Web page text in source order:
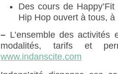
Des cours de
Hip Hop ouvert à tous,
– L’ensemble des
modalités, tarifs et
www.indanscite.com